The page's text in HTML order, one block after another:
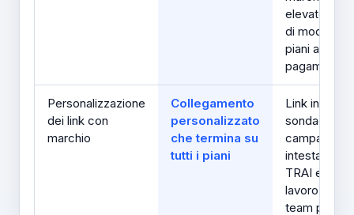
elevato e
di modifica
piani a
pagamento
Personalizzazione
dei link con
marchio
Collegamento
personalizzato
che termina su
tutti i piani
Link in Bio,
sondaggi,
campagne,
intestazioni
TRAI e
lavoro del
team per